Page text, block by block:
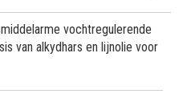
vochtregulerende
van alkydhars en lijnolie voor